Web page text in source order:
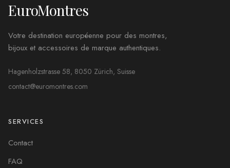
EuroMontres
Votre destination européenne pour des montres,
bijoux et accessoires de marque authentiques.
Hagenholzstrasse 58, 8050 Zürich, Suisse
contact@euromontres.com
SERVICES
Contact
FAQ